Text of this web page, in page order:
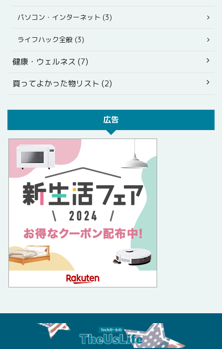
パソコン・インターネット (3)
ライフハック全般 (3)
健康・ウェルネス (7)
買ってよかった物リスト (2)
広告